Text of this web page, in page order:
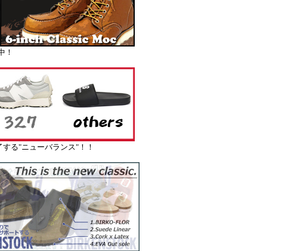
！
る"ニューバランス"！！